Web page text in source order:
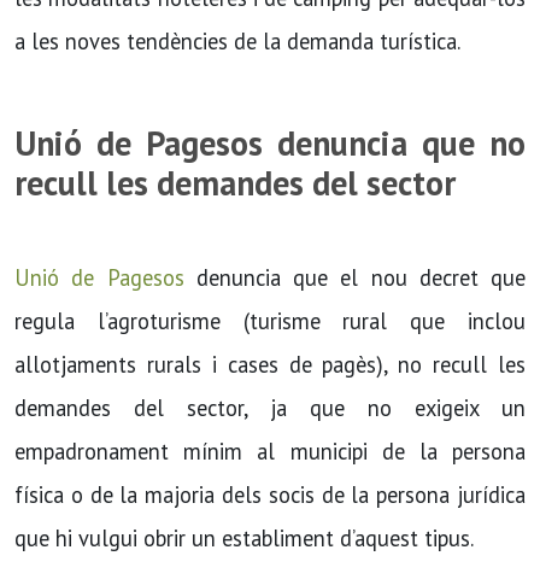
a les noves tendències de la demanda turística.
Unió de Pagesos denuncia que no
recull les demandes del sector
Unió de Pagesos denuncia que el nou decret que
regula l’agroturisme (turisme rural que inclou
allotjaments rurals i cases de pagès), no recull les
demandes del sector, ja que no exigeix un
empadronament mínim al municipi de la persona
física o de la majoria dels socis de la persona jurídica
que hi vulgui obrir un establiment d’aquest tipus.